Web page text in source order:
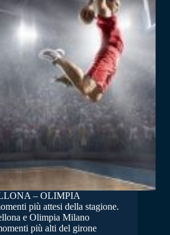
– OLIMPIA
più attesi della stagione.
e Olimpia Milano
più alti del girone